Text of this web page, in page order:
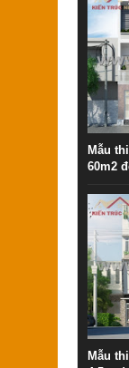
Mẫu
60m2
Mẫu